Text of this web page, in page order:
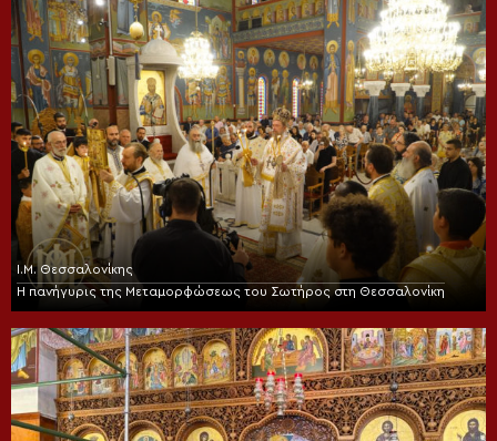
Ι.Μ. Θεσσαλονίκης
Η πανήγυρις της Μεταμορφώσεως του Σωτήρος στη Θεσσαλονίκη